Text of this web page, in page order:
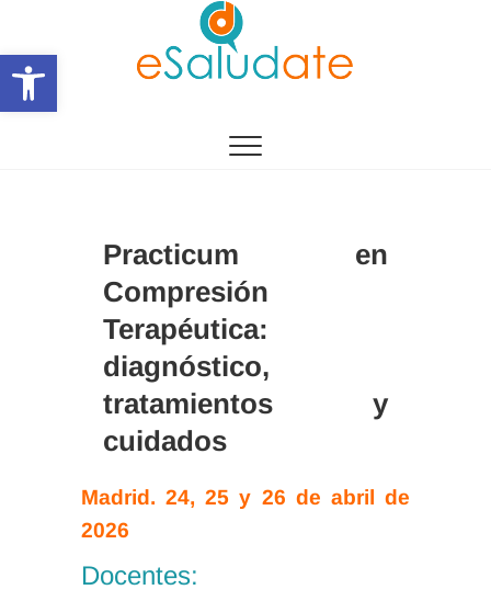
Abrir barra de herramientas
contenido
Practicum en
Compresión
Terapéutica:
diagnóstico,
tratamientos y
cuidados
Madrid. 24, 25 y 26 de abril de
2026
Docentes: